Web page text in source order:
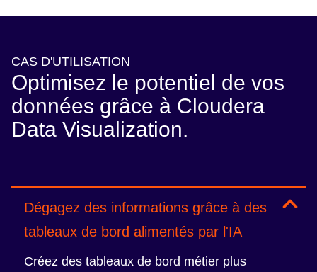
CAS D'UTILISATION
Optimisez le potentiel de vos
données grâce à Cloudera
Data Visualization.
Dégagez des informations grâce à des
tableaux de bord alimentés par l'IA
Créez des tableaux de bord métier plus